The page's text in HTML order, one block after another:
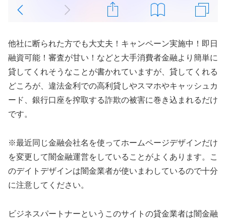
他社に断られた方でも大丈夫！キャンペーン実施中！即日
融資可能！審査が甘い！などと大手消費者金融より簡単に
貸してくれそうなことが書かれていますが、貸してくれる
どころが、違法金利での高利貸しやスマホやキャッシュカ
ード、銀行口座を搾取する詐欺の被害に巻き込まれるだけ
です。
※最近同じ金融会社名を使ってホームページデザインだけ
を変更して闇金融運営をしていることがよくあります。こ
のデイトデザインは闇金業者が使いまわしているので十分
に注意してください。
ビジネスパートナーというこのサイトの貸金業者は闇金融